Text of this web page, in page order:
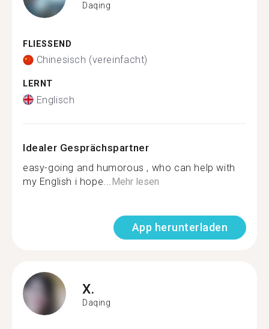
Daqing
FLIESSEND
Chinesisch (vereinfacht)
LERNT
Englisch
Idealer Gesprächspartner
easy-going and humorous , who can help with
my English i hope... Mehr lesen
App herunterladen
X.
Daqing